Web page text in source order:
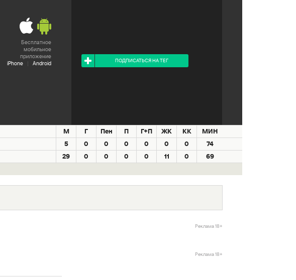
Бесплатное
мобильное
приложение
iPhone
| Android
ПОДПИСАТЬСЯ НА ТЕГ
М Г Пен П Г+П ЖК КК
МИН
5 0 0 0 0 0 0
74
29 0 0 0 0 11 0 69
Реклама 18+
Реклама 18+